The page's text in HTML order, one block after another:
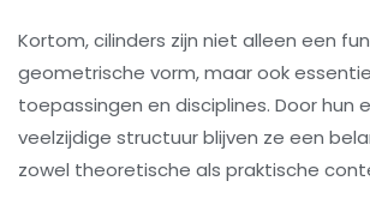
Kortom, cilinders zijn niet alleen een
geometrische vorm, maar ook
toepassingen en disciplines. Door hun
veelzijdige structuur blijven ze een
zowel theoretische als praktische